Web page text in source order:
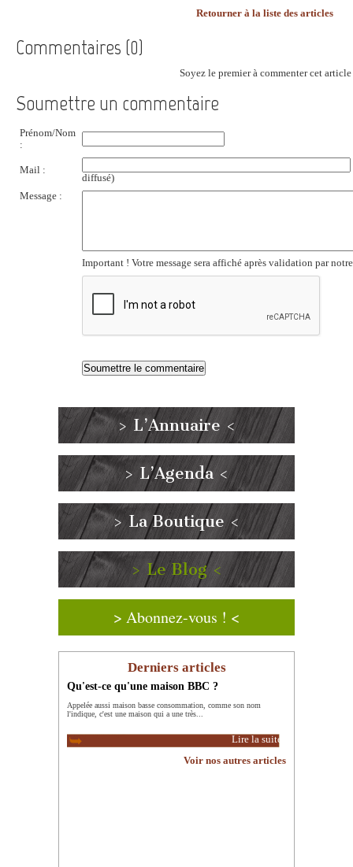
Retourner à la liste des articles
Commentaires (0)
Soyez le premier à commenter cet article
Soumettre un commentaire
Prénom/Nom
:
Mail :
diffusé)
Message :
Important ! Votre message sera affiché après validation par
> L’Annuaire <
> L’Agenda <
> La Boutique <
> Le Blog <
> Abonnez-vous ! <
Derniers articles
Qu'est-ce qu'une maison BBC ?
Appelée aussi maison basse consommation, comme son nom
l'indique, c'est une maison qui a une très...
Lire la suite
Voir nos autres articles